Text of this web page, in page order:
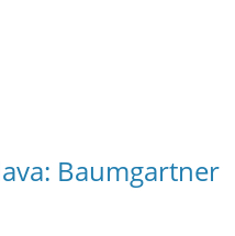
Baumgartner